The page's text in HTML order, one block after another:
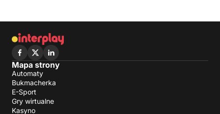
Mapa strony
Automaty
Bukmacherka
E-Sport
Gry wirtualne
Kasyno